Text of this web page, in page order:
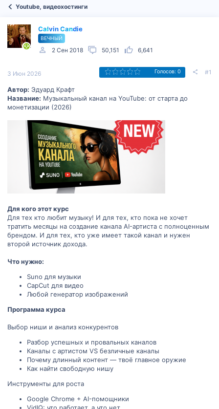
Youtube, видеохостинги
Calvin Candie
ВЕЧНЫЙ
2 Сен 2018 50,151 6,641
3 Июн 2026 Голосов: 0 #1
Автор: Эдуард Крафт
Название: Музыкальный канал на YouTube: от старта до
монетизации (2026)
Для кого этот курс
Для тех кто любит музыку! И для тех, кто пока не хочет
тратить месяцы на создание канала AI-артиста с полноценным
брендом. И для тех, кто уже имеет такой канал и нужен
второй источник дохода.
Что нужно:
Suno для музыки
CapCut для видео
Любой генератор изображений
Программа курса
Выбор ниши и анализ конкурентов
Разбор успешных и провальных каналов
Каналы с артистом VS безличные каналы
Почему длинный контент — твоё главное оружие
Как найти свободную нишу
Инструменты для роста
Google Chrome + AI-помощники
VidIQ: что работает, а что нет